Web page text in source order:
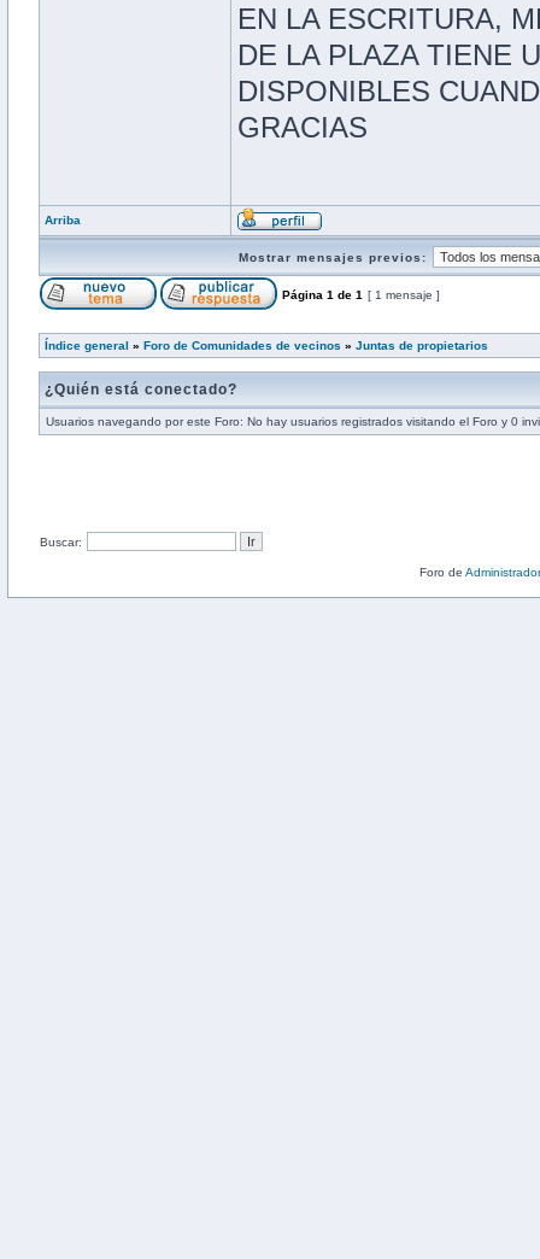
EN LA ESCRITURA,
DE LA PLAZA TIENE
DISPONIBLES
GRACIAS
Arriba
Mostrar mensajes previos:
Página 1 de 1 [ 1 mensaje ]
Índice general » Foro de Comunidades de vecinos » Juntas de propietarios
¿Quién está conectado?
Usuarios navegando por este Foro: No hay usuarios registrados visitando el Foro y 0
Buscar:
Foro de